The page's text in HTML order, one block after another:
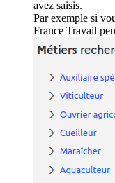
avez saisis.
Par exemple si
France Travail